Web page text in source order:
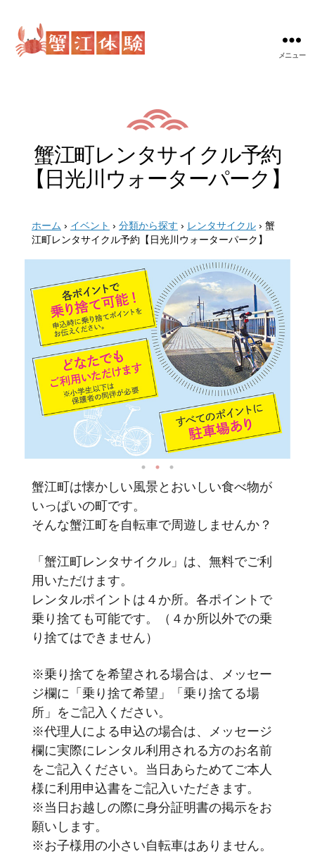
メニュー
蟹江町レンタサイクル予約
【日光川ウォーターパーク】
ホーム › イベント › 分類から探す › レンタサイクル › 蟹
江町レンタサイクル予約【日光川ウォーターパーク】
蟹江町は懐かしい風景とおいしい食べ物が
いっぱいの町です。
そんな蟹江町を自転車で周遊しませんか？
「蟹江町レンタサイクル」は、無料でご利
用いただけます。
レンタルポイントは４か所。各ポイントで
乗り捨ても可能です。（４か所以外での乗
り捨てはできません）
※乗り捨てを希望される場合は、メッセー
ジ欄に「乗り捨て希望」「乗り捨てる場
所」をご記入ください。
※代理人による申込の場合は、メッセージ
欄に実際にレンタル利用される方のお名前
をご記入ください。当日あらためてご本人
様に利用申込書をご記入いただきます。
※当日お越しの際に身分証明書の掲示をお
願いします。
※お子様用の小さい自転車はありません。